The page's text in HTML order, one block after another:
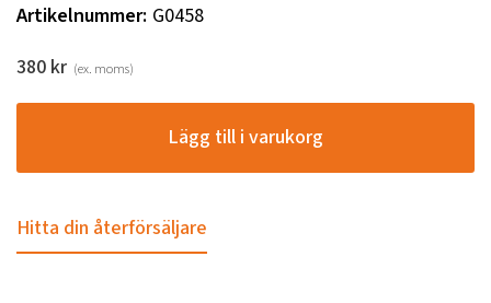
Artikelnummer: G0458
380 kr (ex. moms)
Lägg till i varukorg
Hitta din återförsäljare